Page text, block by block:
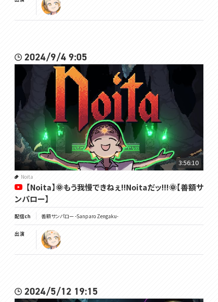
2024/9/4 9:05
3:56:10
Noita
【Noita】🌞もう我慢できねぇ!!Noitaだッ!!!🌞【善額サ
ンパロー】
配信ch 善額サンパロー -Sanparo Zengaku-
出演
2024/5/12 19:15